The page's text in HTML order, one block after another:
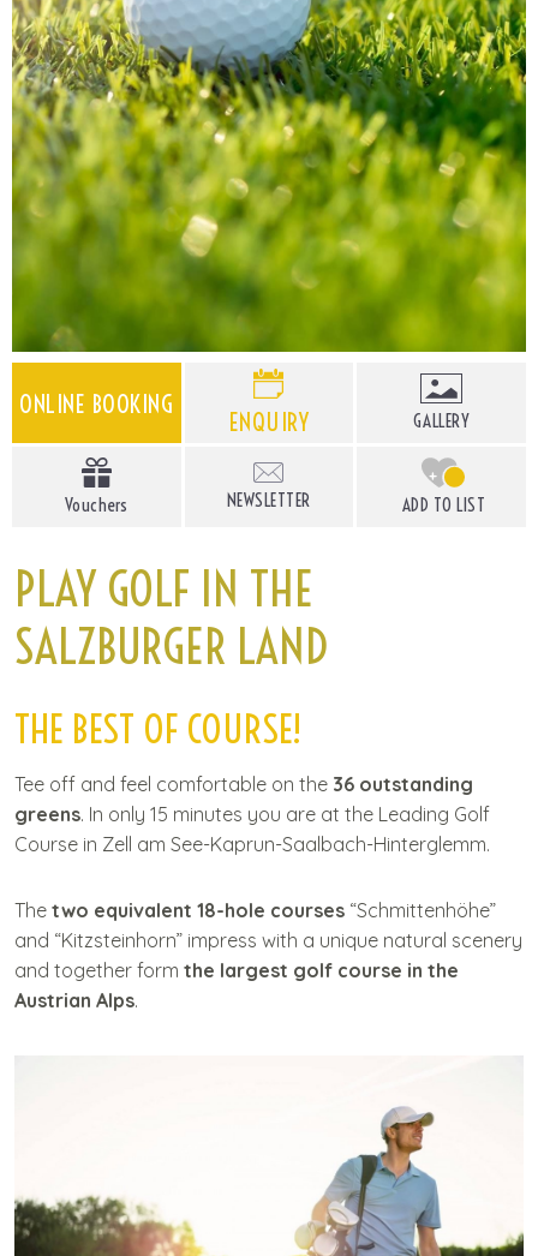
ONLINE BOOKING
ENQUIRY GALLERY
Vouchers NEWSLETTER ADD TO LIST
+
PLAY GOLF IN THE
SALZBURGER LAND
THE BEST OF COURSE!
Tee off and feel comfortable on the 36 outstanding
greens. In only 15 minutes you are at the Leading Golf
Course in Zell am See-Kaprun-Saalbach-Hinterglemm.
The two equivalent 18-hole courses “Schmittenhöhe”
and “Kitzsteinhorn” impress with a unique natural scenery
and together form the largest golf course in the
Austrian Alps.